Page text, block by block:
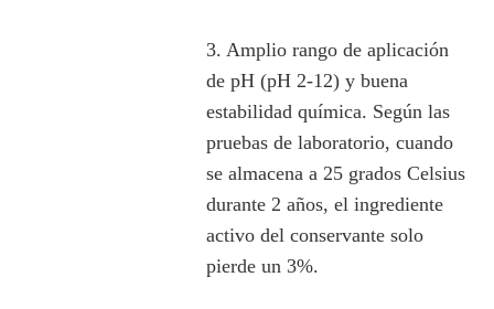
3. Amplio rango de aplicación
de pH (pH 2-12) y buena
estabilidad química. Según las
pruebas de laboratorio, cuando
se almacena a 25 grados Celsius
durante 2 años, el ingrediente
activo del conservante solo
pierde un 3%.